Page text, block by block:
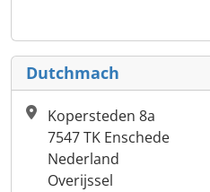
Dutchmach
Kopersteden 8a
7547 TK Enschede
Nederland
Overijssel